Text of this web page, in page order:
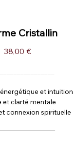
Cristallin
38,00 €Prix
et intuition
et clarté mentale
connexion spirituelle